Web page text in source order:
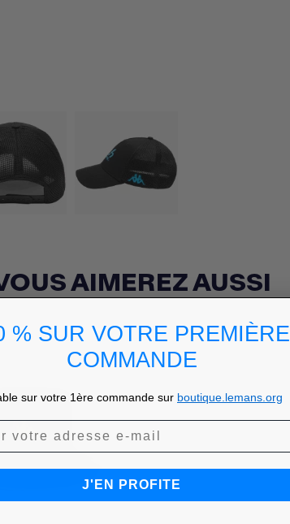
AIMEREZ AUSSI
% SUR VOTRE PREMIÈRE
COMMANDE
sur votre 1ère commande sur boutique.lemans.org
J'EN PROFITE